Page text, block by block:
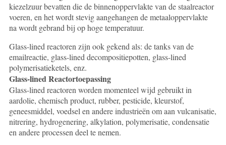
kiezelzuur bevatten die de binnenoppervlakte van de staalreactor
voeren, en het wordt stevig aangehangen de metaaloppervlakte
na wordt gebrand bij op hoge temperatuur.
Glass-lined reactoren zijn ook gekend als: de tanks van de
emailreactie, glass-lined decompositiepotten, glass-lined
polymerisatieketels, enz.
Glass-lined Reactortoepassing
Glass-lined reactoren worden momenteel wijd gebruikt in
aardolie, chemisch product, rubber, pesticide, kleurstof,
geneesmiddel, voedsel en andere industrieën om aan vulcanisatie,
nitrering, hydrogenering, alkylation, polymerisatie, condensatie
en andere processen deel te nemen.